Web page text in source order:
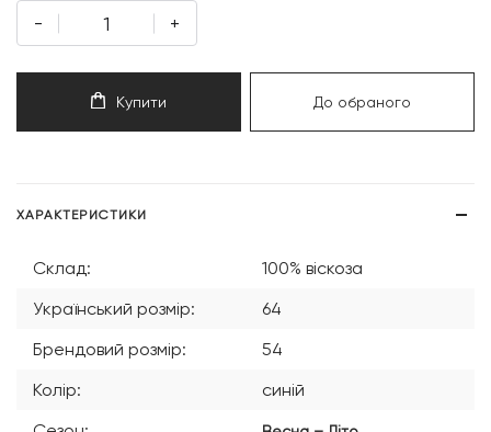
- +
Купити До обраного
ХАРАКТЕРИСТИКИ
Склад:
100% віскоза
Український розмір:
64
Брендовий розмір:
54
Колір:
синій